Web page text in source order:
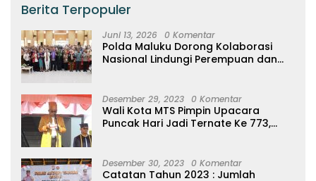
Berita Terpopuler
Juni 13, 2026 0 Komentar
Polda Maluku Dorong Kolaborasi
Nasional Lindungi Perempuan dan
Desember 29, 2023 0 Komentar
Wali Kota MTS Pimpin Upacara
Puncak Hari Jadi Ternate Ke 773,
Desember 30, 2023 0 Komentar
Catatan Tahun 2023 : Jumlah